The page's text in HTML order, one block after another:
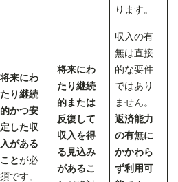
ります。
将来にわ
たり継続
的かつ安
定した収
入がある
ことが必
須です。
将来にわ
たり継続
的または
反復して
収入を得
る見込み
があるこ
収入の有
無は直接
的な要件
ではあり
ません。
返済能力
の有無に
かかわら
ず利用可